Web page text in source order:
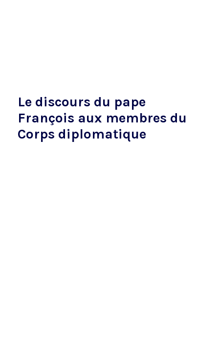
Le discours du pape
François aux membres du
Corps diplomatique